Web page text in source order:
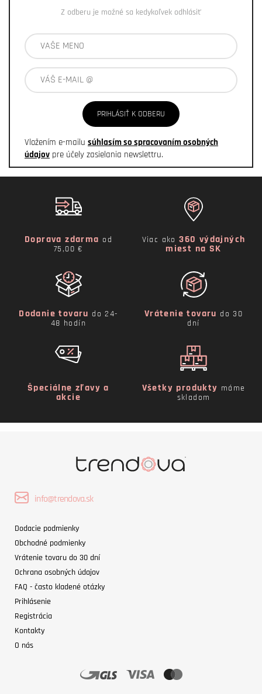
Z odberu je možné sa kedykoľvek odhlásiť
PRIHLÁSIŤ K ODBERU
Vložením e-mailu súhlasím so spracovaním osobných
údajov pre účely zasielania newslettru.
Doprava zdarma od
75,00 €
Viac ako360 výdajných
miest na SK
Dodanie tovaru do 24-
48 hodín
Vrátenie tovaru do 30
dní
Špeciálne zľavy a
akcie
Všetky produkty máme
skladom
info@trendova.sk
Dodacie podmienky
Obchodné podmienky
Vrátenie tovaru do 30 dní
Ochrana osobných údajov
FAQ - často kladené otázky
Prihlásenie
Registrácia
Kontakty
O nás